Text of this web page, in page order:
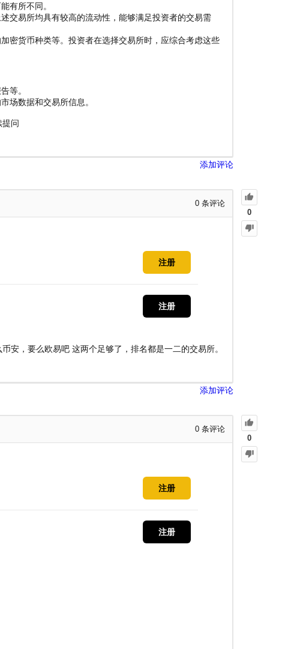
有所不同。
交易所均具有较高的流动性，能够满足投资者的交易需
密货币种类等。投资者在选择交易所时，应综合考虑这些
等。
场数据和交易所信息。
提问
添加评论
0
0 条评论
注册
注册
安，要么欧易吧 这两个足够了，排名都是一二的交易所。
添加评论
0
0 条评论
注册
注册